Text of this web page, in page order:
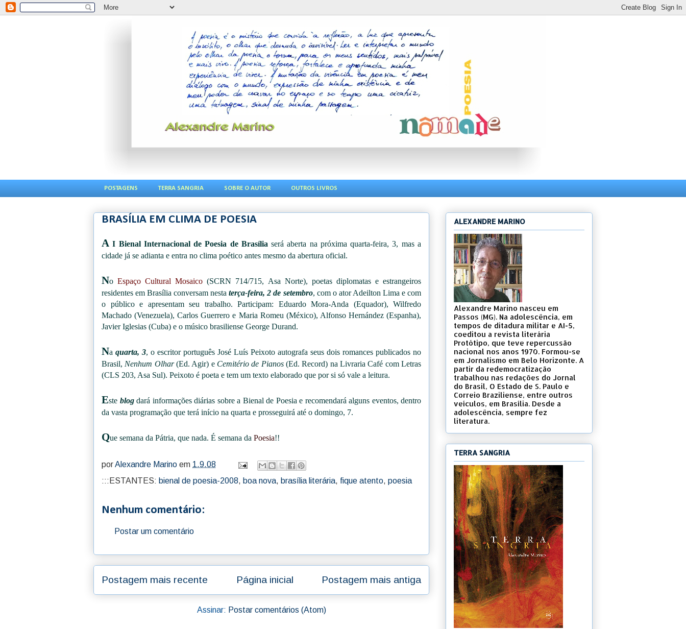
POSTAGENS TERRA SANGRIA SOBRE O AUTOR OUTROS LIVROS
BRASÍLIA EM CLIMA DE POESIA
A I Bienal Internacional de Poesia de Brasília será aberta na próxima quarta-feira, 3, mas a
cidade já se adianta e entra no clima poético antes mesmo da abertura oficial.
NoEspaço Cultural Mosaico (SCRN 714/715, Asa Norte), poetas diplomatas e estrangeiros
residentes em Brasília conversam nestaterça-feira, 2 de setembro, com o ator Adeilton Lima e com
o público e apresentam seu trabalho. Participam: Eduardo Mora-Anda (Equador), Wilfredo
Machado (Venezuela), Carlos Guerrero e Maria Romeu (México), Alfonso Hernández (Espanha),
Javier Iglesias (Cuba) e o músico brasiliense George Durand.
Na quarta, 3, o escritor português José Luís Peixoto autografa seus dois romances publicados no
Brasil, Nenhum Olhar(Ed. Agir) e Cemitério de Pianos(Ed. Record) na Livraria Café com Letras
(CLS 203, Asa Sul). Peixoto é poeta e tem um texto elaborado que por si só vale a leitura.
Este blogdará informações diárias sobre a Bienal de Poesia e recomendará alguns eventos, dentro
da vasta programação que terá início na quarta e prosseguirá até o domingo, 7.
Que semana da Pátria, que nada. É semana da Poesia!!
porAlexandre Marino em 1.9.08
:::ESTANTES: bienal de poesia-2008, boa nova, brasília literária, fique atento, poesia
Nenhum comentário:
Postar um comentário
Postagem mais recente Postagem mais antiga
Página inicial
Assinar: Postar comentários (Atom)
ALEXANDRE MARINO
Alexandre Marino nasceu em
Passos (MG). Na adolescência, em
tempos de ditadura militar e AI-5,
coeditou a revista literária
Protótipo, que teve repercussão
nacional nos anos 1970. Formou-se
em Jornalismo em Belo Horizonte. A
partir da redemocratização
trabalhou nas redações do Jornal
do Brasil, O Estado de S. Paulo e
Correio Braziliense, entre outros
veículos, em Brasília. Desde a
adolescência, sempre fez
literatura.
TERRA SANGRIA